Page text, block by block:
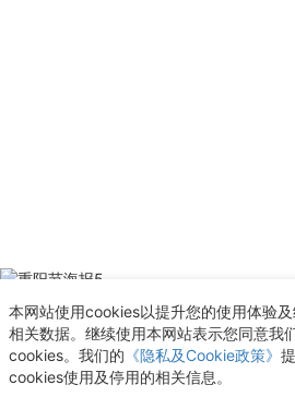
使用模板
重阳节海报5
新增至“收藏夹”
查看
本网站使用cookies以提升您的使用体验
相关数据。继续使用本网站表示您同意我
cookies。我们的 《隐私及Cookie政策》
cookies使用及停用的相关信息。